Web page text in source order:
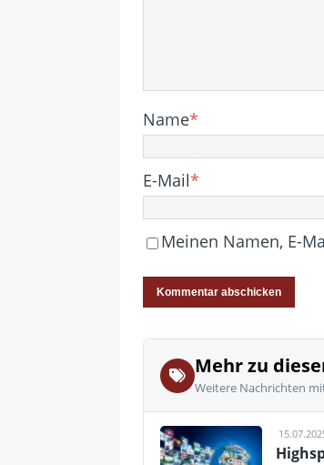
Name*
E-Mail*
Meinen Namen, E-
Mehr zu
Weitere Nachrichten